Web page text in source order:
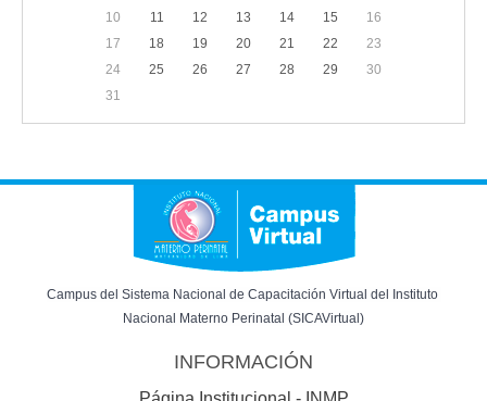
10
11 12 13 14 15
16
17
18 19 20 21 22
23
24
25 26 27 28 29
30
31
Campus del Sistema Nacional de Capacitación Virtual del Instituto
Nacional Materno Perinatal (SICAVirtual)
INFORMACIÓN